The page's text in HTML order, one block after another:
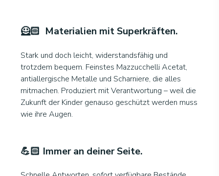
🦸🏻 Materialien mit Superkräften.
Stark und doch leicht, widerstandsfähig und
trotzdem bequem. Feinstes Mazzucchelli Acetat,
antiallergische Metalle und Scharniere, die alles
mitmachen. Produziert mit Verantwortung – weil die
Zukunft der Kinder genauso geschützt werden muss
wie ihre Augen.
💪🏻 Immer an deiner Seite.